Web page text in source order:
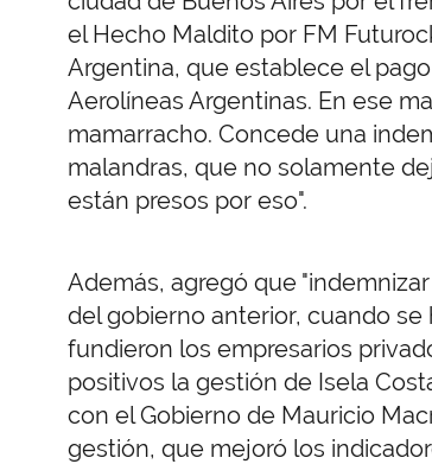
el Hecho Maldito por FM
Argentina, que establece el
Aerolíneas Argentinas. En ese
mamarracho. Concede una
malandras, que no solamente
están presos por eso".
Además, agregó que
del gobierno anterior, cuando
fundieron los empresarios
positivos la gestión de Isela
con el Gobierno de Mauricio
gestión, que mejoró los